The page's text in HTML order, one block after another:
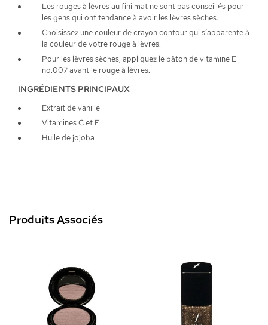
Les rouges à lèvres au fini mat ne sont pas conseillés pour
les gens qui ont tendance à avoir les lèvres sèches.
Choisissez une couleur de crayon contour qui s’apparente à
la couleur de votre rouge à lèvres.
Pour les lèvres sèches, appliquez le bâton de vitamine E
no.007 avant le rouge à lèvres.
INGRÉDIENTS PRINCIPAUX
Extrait de vanille
Vitamines C et E
Huile de jojoba
Produits Associés